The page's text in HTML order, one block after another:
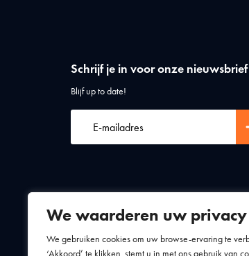
We waarderen uw privacy
We gebruiken cookies om uw browse-ervaring te
‘Akkoord’ te klikken, stemt u in met ons gebruik van
Schrijf je in voor onze nieuwsbrief
Blijf up to date!
Algemene voorwaardenPrivacy statement